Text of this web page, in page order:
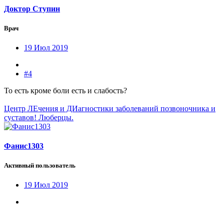
Доктор Ступин
Врач
19 Июл 2019
#4
То есть кроме боли есть и слабость?
Центр ЛЕчения и ДИагностики заболеваний позвоночника и
суставов! Люберцы.
Фанис1303
Активный пользователь
19 Июл 2019